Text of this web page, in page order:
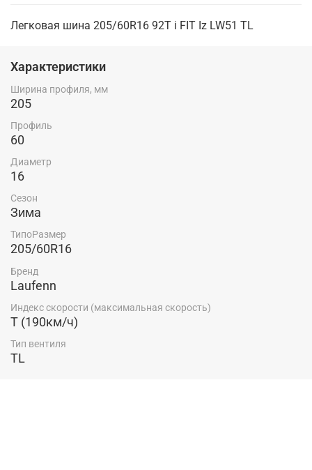
Легковая шина 205/60R16 92T i FIT Iz LW51 TL
Характеристики
Ширина профиля, мм
205
Профиль
60
Диаметр
16
Сезон
Зима
ТипоРазмер
205/60R16
Бренд
Laufenn
Индекс скорости (максимальная скорость)
T (190км/ч)
Тип вентиля
TL